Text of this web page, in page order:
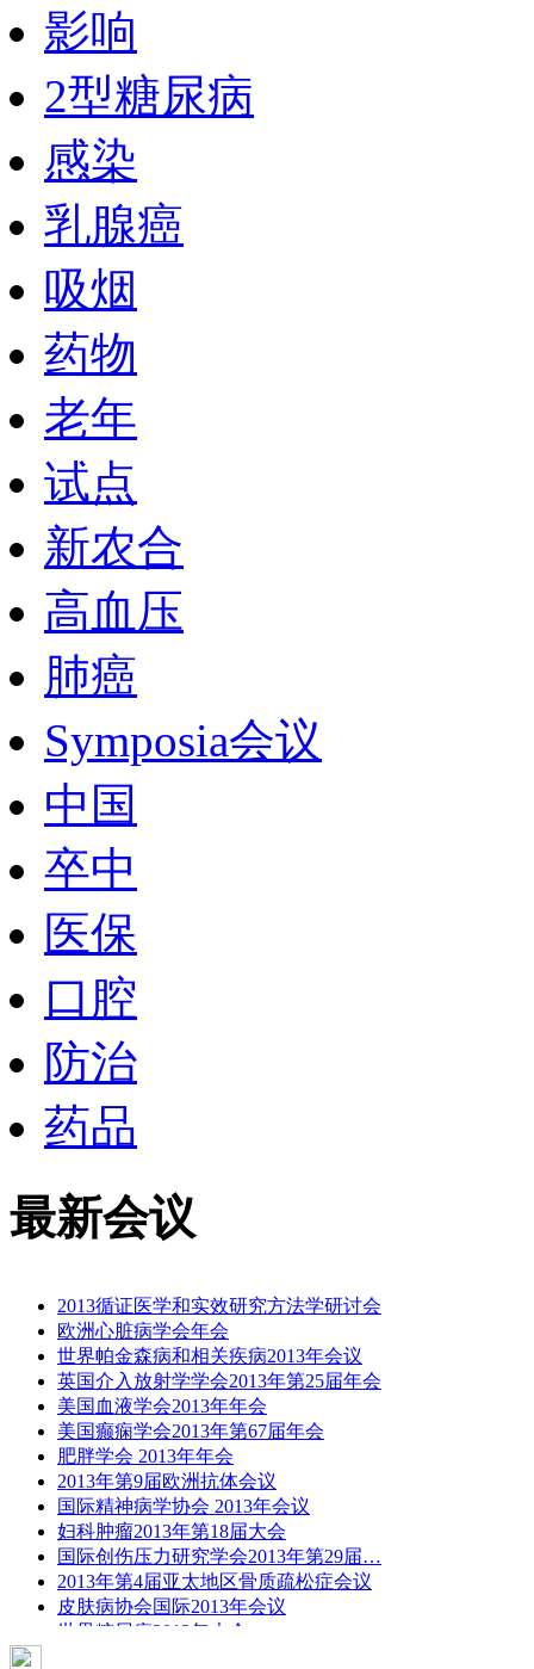
影响
2型糖尿病
感染
乳腺癌
吸烟
药物
老年
试点
新农合
高血压
肺癌
Symposia会议
中国
卒中
医保
口腔
防治
药品
最新会议
2013循证医学和实效研究方法学研讨会
欧洲心脏病学会年会
世界帕金森病和相关疾病2013年会议
英国介入放射学学会2013年第25届年会
美国血液学会2013年年会
美国癫痫学会2013年第67届年会
肥胖学会 2013年年会
2013年第9届欧洲抗体会议
国际精神病学协会 2013年会议
妇科肿瘤2013年第18届大会
国际创伤压力研究学会2013年第29届…
2013年第4届亚太地区骨质疏松症会议
皮肤病协会国际2013年会议
世界糖尿病2013年大会